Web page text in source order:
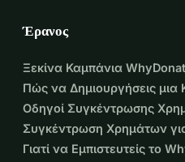
Έρανος
Ξεκίνα Καμπάνια
Πώς να Δημιουργήσεις
Οδηγοί Συγκέντρωσης
Συγκέντρωση Χρημάτων
Γιατί να Εμπιστευτείς το